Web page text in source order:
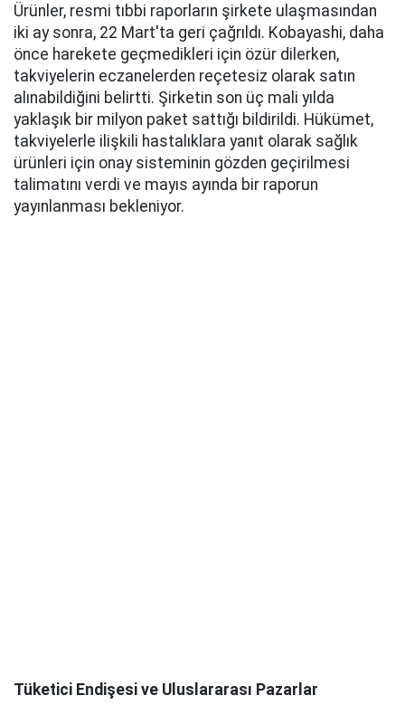
Ürünler, resmi tıbbi raporların şirkete ulaşmasından
iki ay sonra, 22 Mart'ta geri çağrıldı. Kobayashi, daha
önce harekete geçmedikleri için özür dilerken,
takviyelerin eczanelerden reçetesiz olarak satın
alınabildiğini belirtti. Şirketin son üç mali yılda
yaklaşık bir milyon paket sattığı bildirildi. Hükümet,
takviyelerle ilişkili hastalıklara yanıt olarak sağlık
ürünleri için onay sisteminin gözden geçirilmesi
talimatını verdi ve mayıs ayında bir raporun
yayınlanması bekleniyor.
Tüketici Endişesi ve Uluslararası Pazarlar